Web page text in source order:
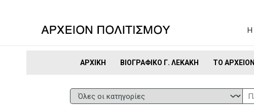
Η
ΑΡΧΙΚΉ ΒΙΟΓΡΑΦΙΚΌ Γ. ΛΕΚΆΚΗ ΤΟ